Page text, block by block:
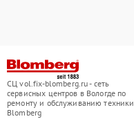
СЦ vol.fix-blomberg.ru - сеть
сервисных центров в Вологде по
ремонту и обслуживанию техники
Blomberg